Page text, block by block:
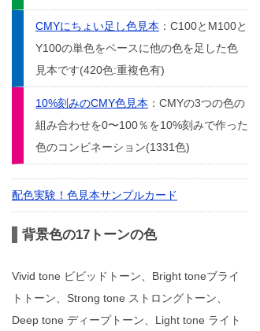
CMYにちょい足し色見本 ：C100とM100と
Y100の単色をベースに他の色を足した色
見本です(420色:重複色有)
10%刻みのCMY色見本 ：CMYの3つの色の
組み合わせを0〜100％を10%刻みで作った
色のコンビネーション(1331色)
配色実験！色見本サンプルカード
背景色の17トーンの色
Vivid tone ビビッドトーン、Bright toneブライ
トトーン、Strong tone ストロングトーン、
Deep tone ディープトーン、Light tone ライト